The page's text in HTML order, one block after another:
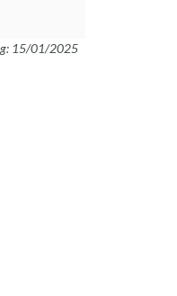
15/01/2025